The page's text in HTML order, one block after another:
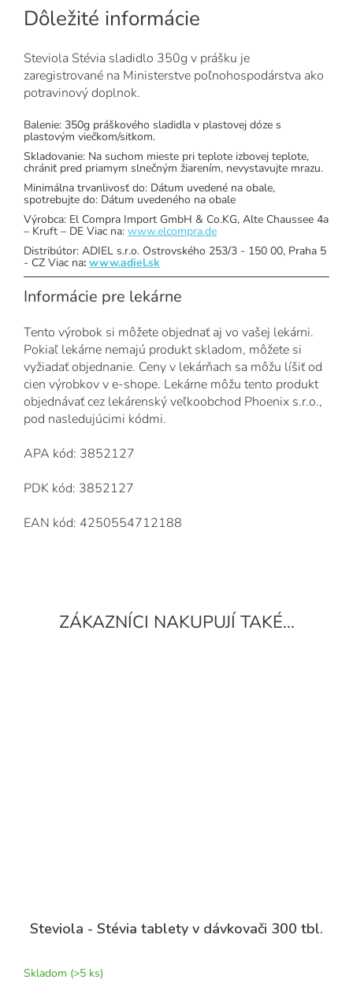
Steviola - Stévia tablety v dávkovači 300 tbl.
Skladom (>5 ks)
Dôležité informácie
Steviola Stévia sladidlo 350g v prášku je
zaregistrované na Ministerstve poľnohospodárstva ako
potravinový doplnok.
Balenie: 350g práškového sladidla v plastovej dóze s
plastovým viečkom/sitkom.
Skladovanie: Na suchom mieste pri teplote izbovej teplote,
chrániť pred priamym slnečným žiarením, nevystavujte mrazu.
Minimálna trvanlivosť do: Dátum uvedené na obale,
spotrebujte do: Dátum uvedeného na obale
Výrobca: El Compra Import GmbH & Co.KG, Alte Chaussee 4a
– Kruft – DE Viac na: www.elcompra.de
Distribútor: ADIEL s.r.o. Ostrovského 253/3 - 150 00, Praha 5
- CZ Viac na: www.adiel.sk
Informácie pre lekárne
Tento výrobok si môžete objednať aj vo vašej lekárni.
Pokiaľ lekárne nemajú produkt skladom, môžete si
vyžiadať objednanie. Ceny v lekárňach sa môžu líšiť od
cien výrobkov v e-shope. Lekárne môžu tento produkt
objednávať cez lekárenský veľkoobchod Phoenix s.r.o.,
pod nasledujúcimi kódmi.
APA kód: 3852127
PDK kód: 3852127
EAN kód: 4250554712188